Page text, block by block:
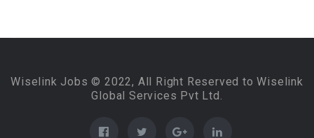
Wiselink Jobs © 2022, All Right Reserved to Wiselink
Global Services Pvt Ltd.